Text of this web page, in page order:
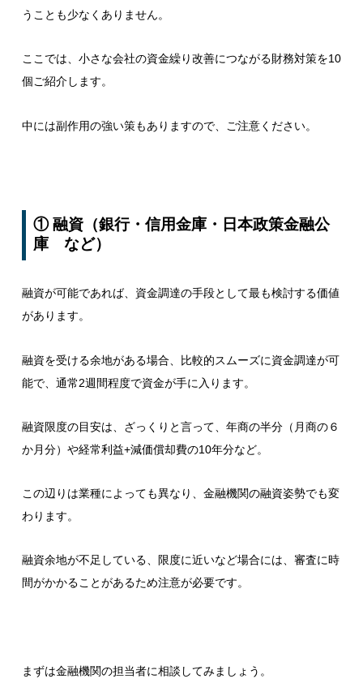
うことも少なくありません。
ここでは、小さな会社の資金繰り改善につながる財務対策を10
個ご紹介します。
中には副作用の強い策もありますので、ご注意ください。
① 融資（銀行・信用金庫・日本政策金融公
庫 など）
融資が可能であれば、資金調達の手段として最も検討する価値
があります。
融資を受ける余地がある場合、比較的スムーズに資金調達が可
能で、通常2週間程度で資金が手に入ります。
融資限度の目安は、ざっくりと言って、年商の半分（月商の６
か月分）や経常利益+減価償却費の10年分など。
この辺りは業種によっても異なり、金融機関の融資姿勢でも変
わります。
融資余地が不足している、限度に近いなど場合には、審査に時
間がかかることがあるため注意が必要です。
まずは金融機関の担当者に相談してみましょう。